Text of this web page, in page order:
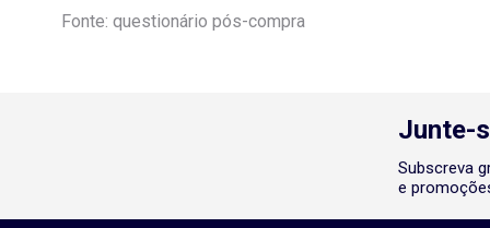
Fonte: questionário pós-compra
Junte-
Subscreva
e